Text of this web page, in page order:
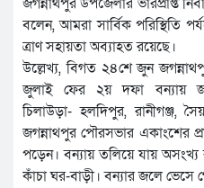
জগন্নাথপুর উপজেলার ভারপ্রাপ্ত
বলেন, আমরা সার্বিক পরিস্থিতি
ত্রাণ সহায়তা অব্যাহত রয়েছে।
উল্লেখ্য, বিগত ২৪শে জুন
জুলাই ফের ২য় দফা বন্যায়
চিলাউড়া- হলদিপুর, রানীগঞ্জ,
জগন্নাথপুর পৌরসভার একাংশের
পড়েন। বন্যায় তলিয়ে যায় অসংখ্য
কাঁচা ঘর-বাড়ী। বন্যার জলে ভেসে